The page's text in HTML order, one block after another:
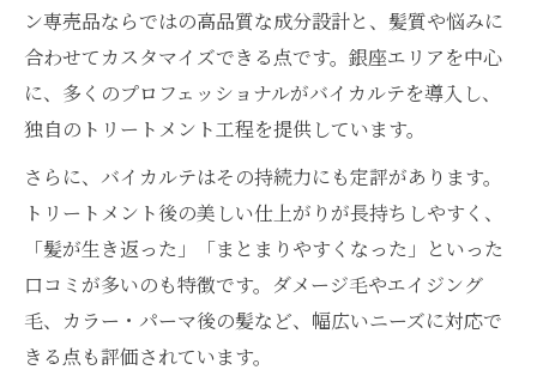
ン専売品ならではの高品質な成分設計と、髪質や悩みに
合わせてカスタマイズできる点です。銀座エリアを中心
に、多くのプロフェッショナルがバイカルテを導入し、
独自のトリートメント工程を提供しています。
さらに、バイカルテはその持続力にも定評があります。
トリートメント後の美しい仕上がりが長持ちしやすく、
「髪が生き返った」「まとまりやすくなった」といった
口コミが多いのも特徴です。ダメージ毛やエイジング
毛、カラー・パーマ後の髪など、幅広いニーズに対応で
きる点も評価されています。